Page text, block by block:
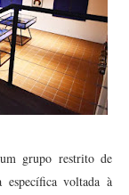
grupo restrito de
específica voltada à